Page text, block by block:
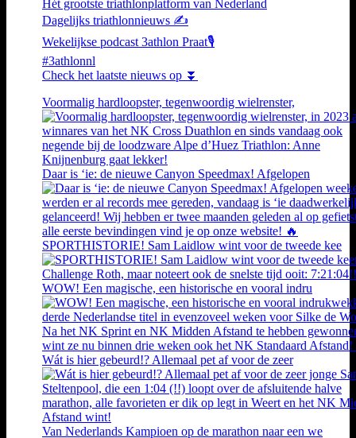
Hét grootste triathlonplatform van Nederland
Dagelijks triathlonnieuws ✍️
Wekelijkse podcast 3athlon Praat🎙️
#3athlonnl
Check het laatste nieuws op ⏬
Voormalig hardloopster, tegenwoordig wielrenster,
Daar is ‘ie: de nieuwe Canyon Speedmax! Afgelopen
SPORTHISTORIE! Sam Laidlow wint voor de tweede kee
WOW! Een magische, een historische en vooral indru
Wát is hier gebeurd!? Allemaal pet af voor de zeer
Van Nederlands Kampioen op de marathon naar een we